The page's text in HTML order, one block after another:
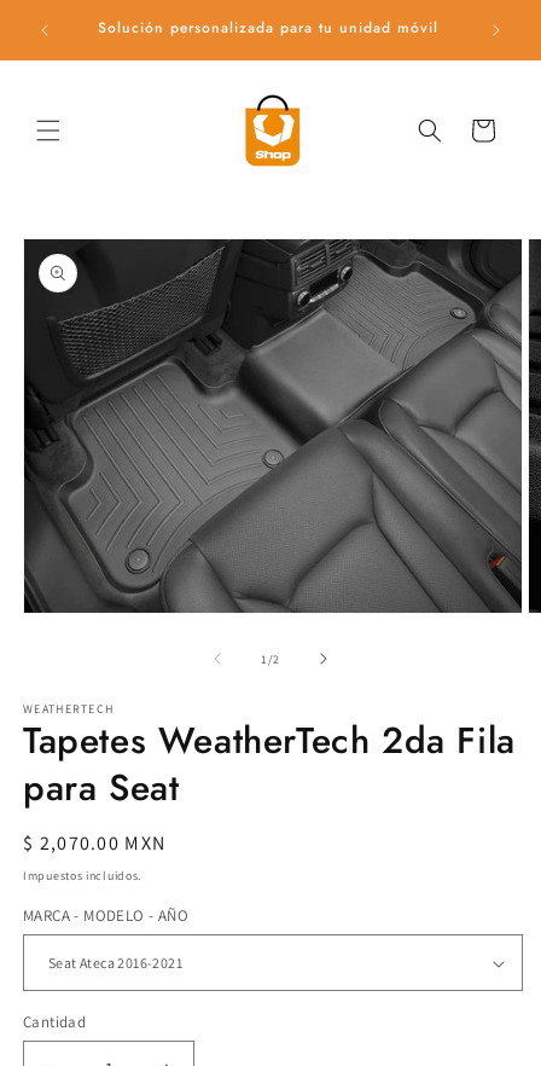
directamenteSolución personalizada para tu unidad móvil
Carrito
directamente
a la
información
del producto
una
ventana
modal
1/de2
WEATHERTECH
Tapetes WeatherTech 2da Fila
para Seat
Precio
habitual
$ 2,070.00 MXN
Impuestos incluidos.
MARCA - MODELO - AÑO
Cantidad